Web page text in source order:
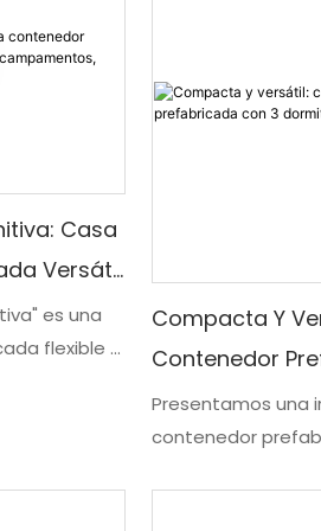
estándares
escolar, ya
minimiza las
Casa
Versátil
es una
flexible y
Compacta Y
Contenedor
Dormitorios,
Presentamos una
contenedor